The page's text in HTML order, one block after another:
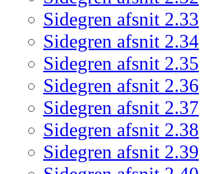
Sidegren afsnit 2.33
Sidegren afsnit 2.34
Sidegren afsnit 2.35
Sidegren afsnit 2.36
Sidegren afsnit 2.37
Sidegren afsnit 2.38
Sidegren afsnit 2.39